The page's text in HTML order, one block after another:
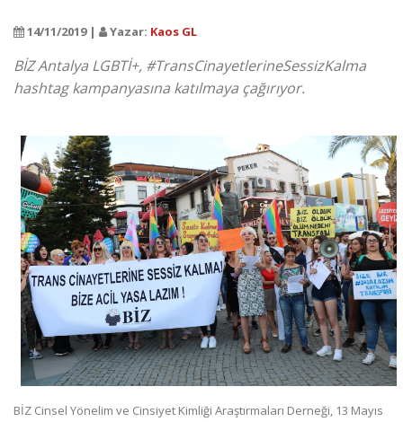
14/11/2019 | Yazar: Kaos GL
BİZ Antalya LGBTİ+, #TransCinayetlerineSessizKalma
hashtag kampanyasına katılmaya çağırıyor.
BİZ Cinsel Yönelim ve Cinsiyet Kimliği Araştırmaları Derneği, 13 Mayıs